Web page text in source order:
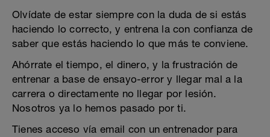
Olvídate de estar siempre con la duda de si estás
haciendo lo correcto, y entrena la con confianza de
saber que estás haciendo lo que más te conviene.
Ahórrate el tiempo, el dinero, y la frustración de
entrenar a base de ensayo-error y llegar mal a la
carrera o directamente no llegar por lesión.
Nosotros ya lo hemos pasado por ti.
Tienes acceso vía email con un entrenador para